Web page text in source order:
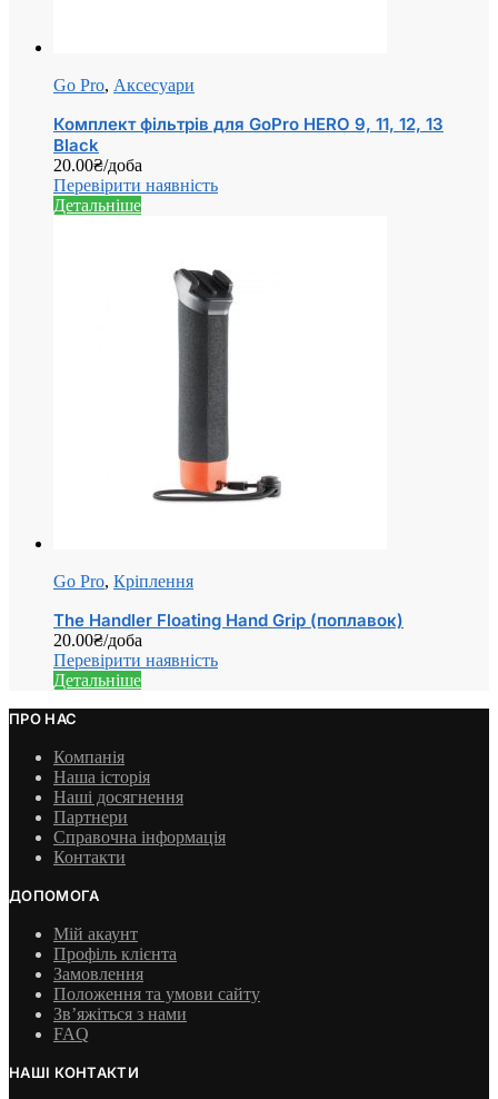
Go Pro, Аксесуари
Комплект фільтрів для GoPro HERO 9, 11, 12, 13
Black
20.00₴/доба
Перевірити наявність
Детальніше
Go Pro, Кріплення
The Handler Floating Hand Grip (поплавок)
20.00₴/доба
Перевірити наявність
Детальніше
ПРО НАС
Компанія
Наша історія
Наші досягнення
Партнери
Справочна інформація
Контакти
ДОПОМОГА
Мій акаунт
Профіль клієнта
Замовлення
Положення та умови сайту
Зв’яжіться з нами
FAQ
НАШІ КОНТАКТИ